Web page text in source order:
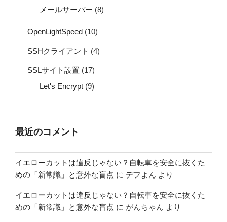
メールサーバー (8)
OpenLightSpeed (10)
SSHクライアント (4)
SSLサイト設置 (17)
Let's Encrypt (9)
最近のコメント
イエローカットは違反じゃない？自転車を安全に抜くた
めの「新常識」と意外な盲点 に デフよん より
イエローカットは違反じゃない？自転車を安全に抜くた
めの「新常識」と意外な盲点 に がんちゃん より